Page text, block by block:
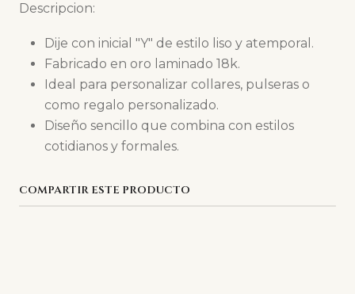
Descripcion:
Dije con inicial "Y" de estilo liso y atemporal.
Fabricado en oro laminado 18k.
Ideal para personalizar collares, pulseras o
como regalo personalizado.
Diseño sencillo que combina con estilos
cotidianos y formales.
COMPARTIR ESTE PRODUCTO